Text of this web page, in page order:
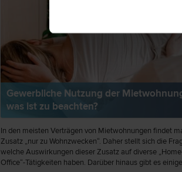
Gewerbliche Nutzung der
was ist zu beachten?
In den meisten Verträgen von Mietwohnungen findet
Zusatz „nur zu Wohnzwecken“. Daher stellt sich die
welche Auswirkungen dieser Zusatz auf diverse
Office“-Tätigkeiten haben. Darüber hinaus gibt es einige